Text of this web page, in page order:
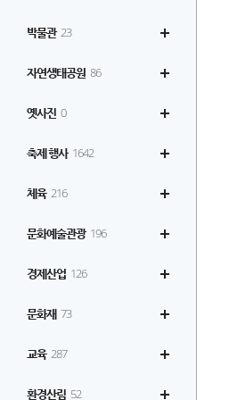
박물관 23
자연생태공원 86
옛사진 0
축제 행사 1642
체육 216
문화예술관광 196
경제산업 126
문화재 73
교육 287
환경산림 52